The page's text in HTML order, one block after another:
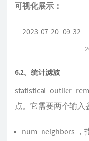
可视化展示：
6.2、统计滤波
点。它需要两个输入
num_neighbors ，